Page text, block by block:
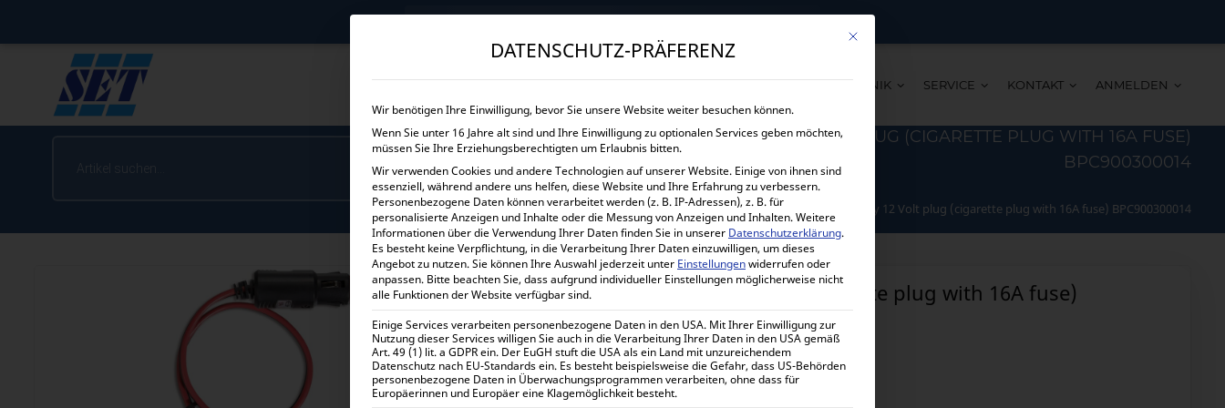
→
START UNTERNEHMEN SHOP LEISTUNGEN TECHNIK SERVICE KONTAKT ANMELDEN
VICTRON ENERGY 12 VOLT PLUG (CIGARETTE PLUG WITH 16A FUSE)
BPC900300014
Home Alle Produkte Zubehör Stecker Victron Energy 12 Volt plug (cigarette plug with 16A fuse) BPC900300014
10,20€ inkl. 0% MwSt.
12,14€inkl. 19% MwSt.
Victron Energy 12 Volt plug (cigarette plug with 16A fuse)
BPC900300014
Mit diesem Button wird der Dialog geschlossen. Seine Funktionalität ist
DATENSCHUTZ-PRÄFERENZ
Wir benötigen Ihre Einwilligung, bevor Sie unsere Website weiter besuchen können.
Wenn Sie unter 16 Jahre alt sind und Ihre Einwilligung zu optionalen Services geben möchten,
müssen Sie Ihre Erziehungsberechtigten um Erlaubnis bitten.
Wir verwenden Cookies und andere Technologien auf unserer Website. Einige von ihnen sind
essenziell, während andere uns helfen, diese Website und Ihre Erfahrung zu verbessern.
Personenbezogene Daten können verarbeitet werden (z. B. IP-Adressen), z. B. für
personalisierte Anzeigen und Inhalte oder die Messung von Anzeigen und Inhalten.Weitere
Informationen über die Verwendung Ihrer Daten finden Sie in unserer Datenschutzerklärung.
Es besteht keine Verpflichtung, in die Verarbeitung Ihrer Daten einzuwilligen, um dieses
Angebot zu nutzen.Sie können Ihre Auswahl jederzeit unter Einstellungenwiderrufen oder
anpassen. Bitte beachten Sie, dass aufgrund individueller Einstellungen möglicherweise nicht
alle Funktionen der Website verfügbar sind.
Einige Services verarbeiten personenbezogene Daten in den USA. Mit Ihrer Einwilligung zur
Nutzung dieser Services willigen Sie auch in die Verarbeitung Ihrer Daten in den USA gemäß
Art. 49 (1) lit. a GDPR ein. Der EuGH stuft die USA als ein Land mit unzureichendem
Datenschutz nach EU-Standards ein. Es besteht beispielsweise die Gefahr, dass US-Behörden
personenbezogene Daten in Überwachungsprogrammen verarbeiten, ohne dass für
Europäerinnen und Europäer eine Klagemöglichkeit besteht.